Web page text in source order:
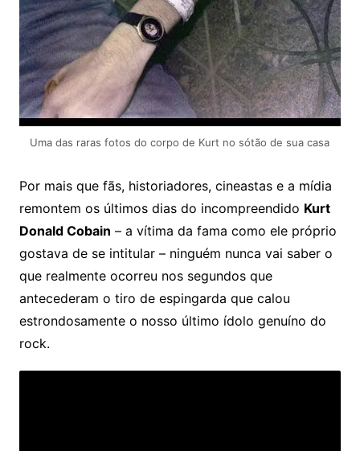
Uma das raras fotos do corpo de Kurt no sótão de sua casa
Por mais que fãs, historiadores, cineastas e a mídia
remontem os últimos dias do incompreendido Kurt
Donald Cobain – a vítima da fama como ele próprio
gostava de se intitular – ninguém nunca vai saber o
que realmente ocorreu nos segundos que
antecederam o tiro de espingarda que calou
estrondosamente o nosso último ídolo genuíno do
rock.